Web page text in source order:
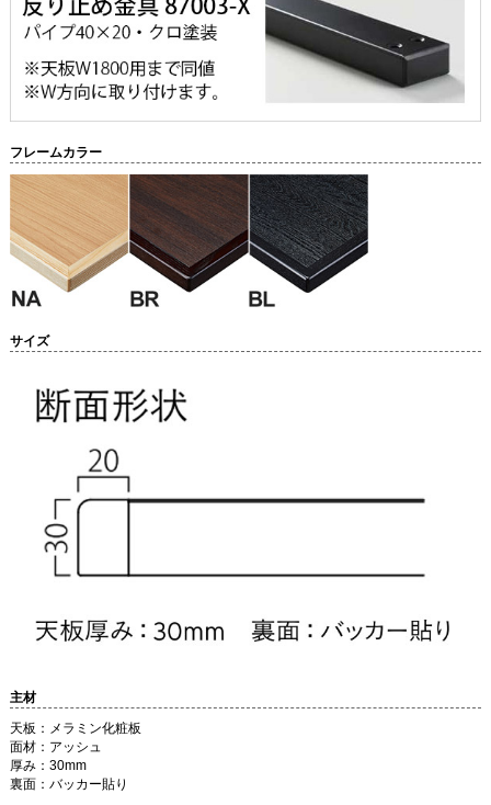
フレームカラー
サイズ
主材
天板：メラミン化粧板
面材：アッシュ
厚み：30mm
裏面：バッカー貼り